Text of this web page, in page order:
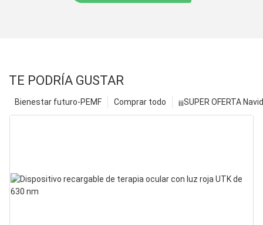
TE PODRÍA GUSTAR
¡¡¡SUPER OFERTA
Comprar todo
Bienestar futuro-PEMF